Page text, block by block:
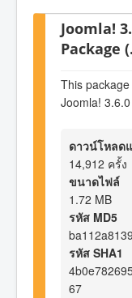
Joomla!
Package
This
Joomla!
ดาวน์โหลด
14,912 ครั้ง
ขนาดไฟล์
1.72 MB
รหัส MD5
รหัส SHA1
67